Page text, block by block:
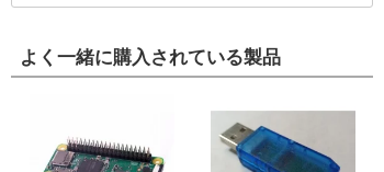
よく一緒に購入されている製品